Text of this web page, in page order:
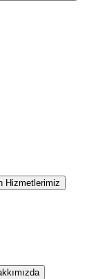
Hizmetlerimiz